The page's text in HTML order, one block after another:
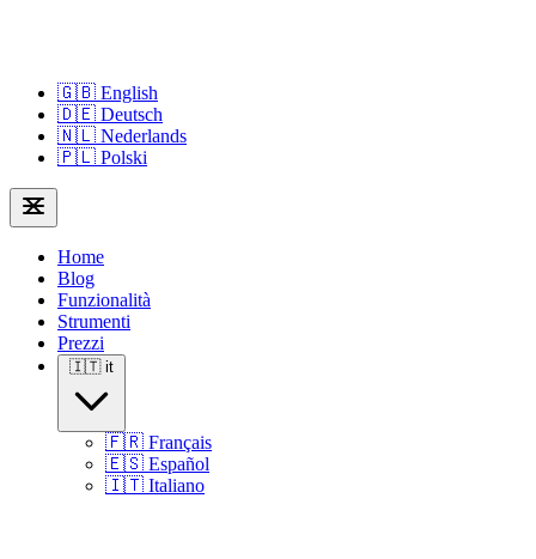
🇬🇧 English
🇩🇪 Deutsch
🇳🇱 Nederlands
🇵🇱 Polski
Home
Blog
Funzionalità
Strumenti
Prezzi
🇮🇹 it
🇫🇷 Français
🇪🇸 Español
🇮🇹 Italiano